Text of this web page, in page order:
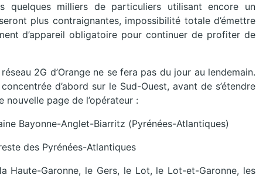
quelques milliers de particuliers utilisant encore un
plus contraignantes, impossibilité totale d’émettre
d’appareil obligatoire pour continuer de profiter de
2G d’Orange ne se fera pas du jour au lendemain.
d’abord sur le Sud-Ouest, avant de s’étendre
nouvelle page de l’opérateur :
Bayonne-Anglet-Biarritz (Pyrénées-Atlantiques)
des Pyrénées-Atlantiques
Haute-Garonne, le Gers, le Lot, le Lot-et-Garonne, les